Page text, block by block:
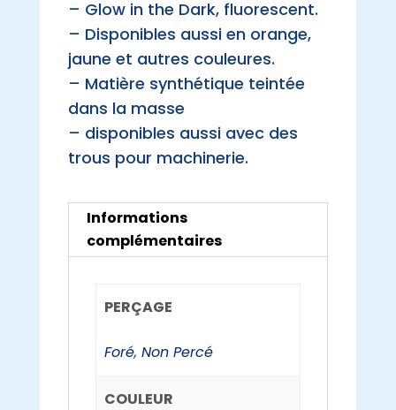
– Glow in the Dark, fluorescent.
– Disponibles aussi en orange,
jaune et autres couleures.
– Matière synthétique teintée
dans la masse
– disponibles aussi avec des
trous pour machinerie.
Informations
complémentaires
PERÇAGE
Foré,Non Percé
COULEUR